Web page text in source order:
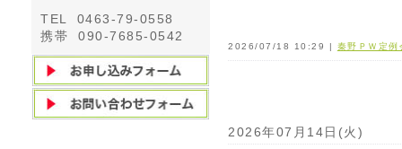
TEL 0463-79-0558
携帯 090-7685-0542
2026/07/18 10:29 | 秦野ＰＷ定例
2026年07月14日(火)